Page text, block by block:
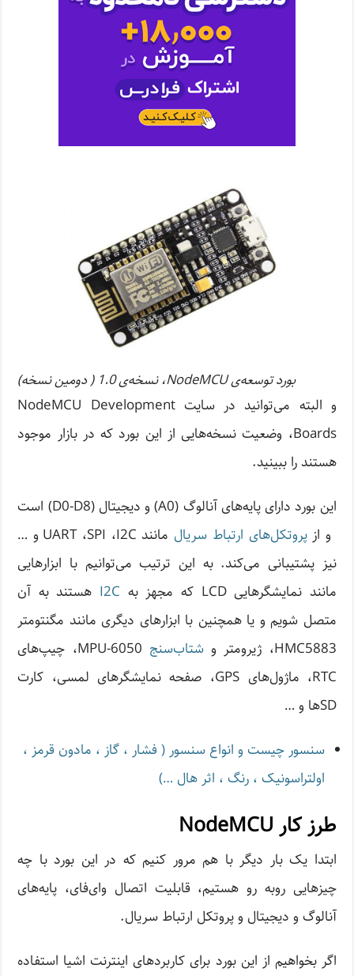
بورد توسعه‌ی NodeMCU، نسخه‌ی 1.0 ( دومین نسخه)
و البته می‌توانید در سایت NodeMCU Development
Boards، وضعیت نسخه‌هایی از این بورد که در بازار موجود
هستند را ببینید.
این بورد دارای پایه‌های آنالوگ (A0) و دیجیتال (D0-D8) است
و ازپروتکل‌های ارتباط سریال
مانند UART ،SPI ،I2C و …
نیز پشتیبانی می‌کند. به این ترتیب می‌توانیم با ابزارهایی
مانند نمایشگرهایی LCD که مجهز به
I2C هستند به آن
متصل شویم و یا همچنین با ابزارهای دیگری مانند مگنتومتر
HMC5883، ژیرومتر و
شتاب‌سنج
MPU-6050، چیپ‌های
RTC، ماژول‌های GPS، صفحه‌ نمایشگرهای لمسی، کارت
SDها و …
سنسور چیست و انواع سنسور ( فشار ، گاز ، مادون قرمز ،
اولتراسونیک ، رنگ ، اثر هال …)
طرز کار NodeMCU
ابتدا یک بار دیگر با هم مرور کنیم که در این بورد با چه
چیزهایی روبه رو هستیم، قابلیت اتصال وای‌فای، پایه‌های
آنالوگ و دیجیتال و پروتکل ارتباط سریال.
اگر بخواهیم از این بورد برای کاربردهای اینترنت اشیا استفاده